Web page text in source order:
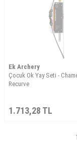
Ek Archery
Çocuk Ok Yay Seti -
Recurve
1.713,28 TL